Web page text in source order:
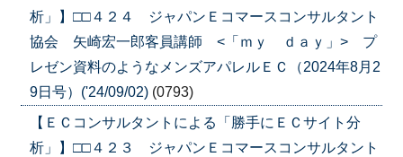
析」】□□４２４ ジャパンＥコマースコンサルタント
協会 矢崎宏一郎客員講師 <「ｍｙ ｄａｙ」> プ
レゼン資料のようなメンズアパレルＥＣ（2024年8月2
9日号）('24/09/02) (0793)
【ＥＣコンサルタントによる「勝手にＥＣサイト分
析」】□□４２３ ジャパンＥコマースコンサルタント